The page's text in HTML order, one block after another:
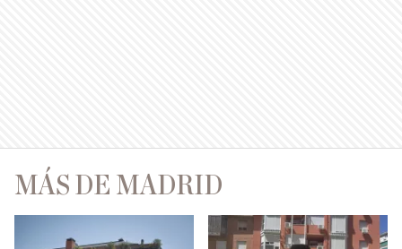
MÁS DE MADRID